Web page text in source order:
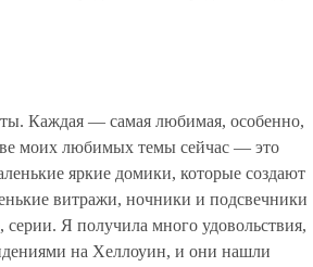
Каждая — самая любимая, особенно,
моих любимых темы сейчас — это
яркие домики, которые создают
витражи, ночники и подсвечники
Я получила много удовольствия,
на Хеллоуин, и они нашли